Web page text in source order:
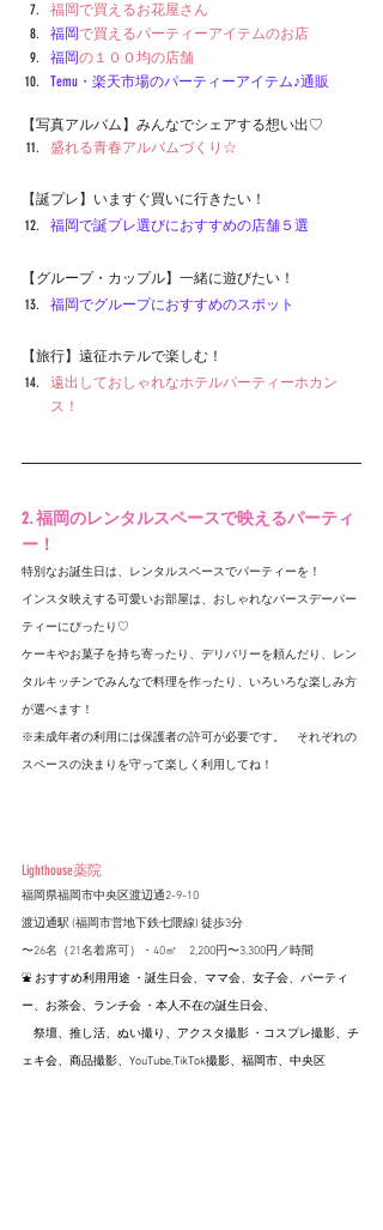
福岡で買えるお花屋さん
福岡で買えるパーティーアイテムのお店
福岡の１００均の店舗
Temu・楽天市場のパーティーアイテム♪通販
【写真アルバム】みんなでシェアする想い出♡
盛れる青春アルバムづくり☆
【誕プレ】いますぐ買いに行きたい！
福岡で誕プレ選びにおすすめの店舗５選
【グループ・カップル】一緒に遊びたい！
福岡でグループにおすすめのスポット
【旅行】遠征ホテルで楽しむ！
遠出しておしゃれなホテルパーティーホカン
ス！
2. 福岡のレンタルスペースで映えるパーティ
ー！
特別なお誕生日は、レンタルスペースでパーティーを！
インスタ映えする可愛いお部屋は、おしゃれなバースデーパー
ティーにぴったり♡
ケーキやお菓子を持ち寄ったり、デリバリーを頼んだり、レン
タルキッチンでみんなで料理を作ったり、いろいろな楽しみ方
が選べます！
※未成年者の利用には保護者の許可が必要です。　それぞれの
スペースの決まりを守って楽しく利用してね！
Lighthouse薬院
福岡県福岡市中央区渡辺通2-9-10
渡辺通駅 (福岡市営地下鉄七隈線) 徒歩3分
〜26名（21名着席可）・40㎡ 2,200円〜3,300円 ／時間
⛲️ おすすめ利用用途 ・誕生日会、ママ会、女子会、パーティ
ー、お茶会、ランチ会 ・本人不在の誕生日会、
祭壇、推し活、ぬい撮り、アクスタ撮影 ・コスプレ撮影、チ
ェキ会、商品撮影、YouTube,TikTok撮影、福岡市、中央区